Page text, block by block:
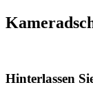
Hinterlassen